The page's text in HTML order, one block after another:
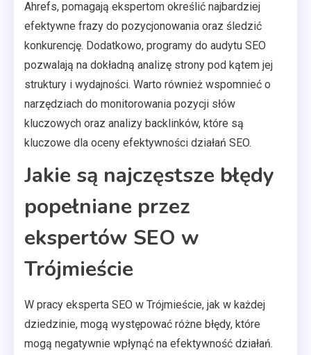
Ahrefs, pomagają ekspertom określić najbardziej
efektywne frazy do pozycjonowania oraz śledzić
konkurencję. Dodatkowo, programy do audytu SEO
pozwalają na dokładną analizę strony pod kątem jej
struktury i wydajności. Warto również wspomnieć o
narzędziach do monitorowania pozycji słów
kluczowych oraz analizy backlinków, które są
kluczowe dla oceny efektywności działań SEO.
Jakie są najczęstsze błędy
popełniane przez
ekspertów SEO w
Trójmieście
W pracy eksperta SEO w Trójmieście, jak w każdej
dziedzinie, mogą występować różne błędy, które
mogą negatywnie wpłynąć na efektywność działań.